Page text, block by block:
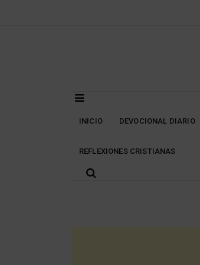
INICIO DEVOCIONAL DIARIO
REFLEXIONES CRISTIANAS